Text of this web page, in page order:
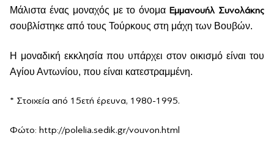
Μάλιστα ένας μοναχός με το όνομαΕμμανουήλ Συνολάκης
σουβλίστηκε από τους Τούρκους στη μάχη των Βουβών.
Η μοναδική εκκλησία που υπάρχει στον οικισμό είναι του
Αγίου Αντωνίου, που είναι κατεστραμμένη.
* Στοιχεία από 15ετή έρευνα, 1980-1995.
Φώτο: http://polelia.sedik.gr/vouvon.html